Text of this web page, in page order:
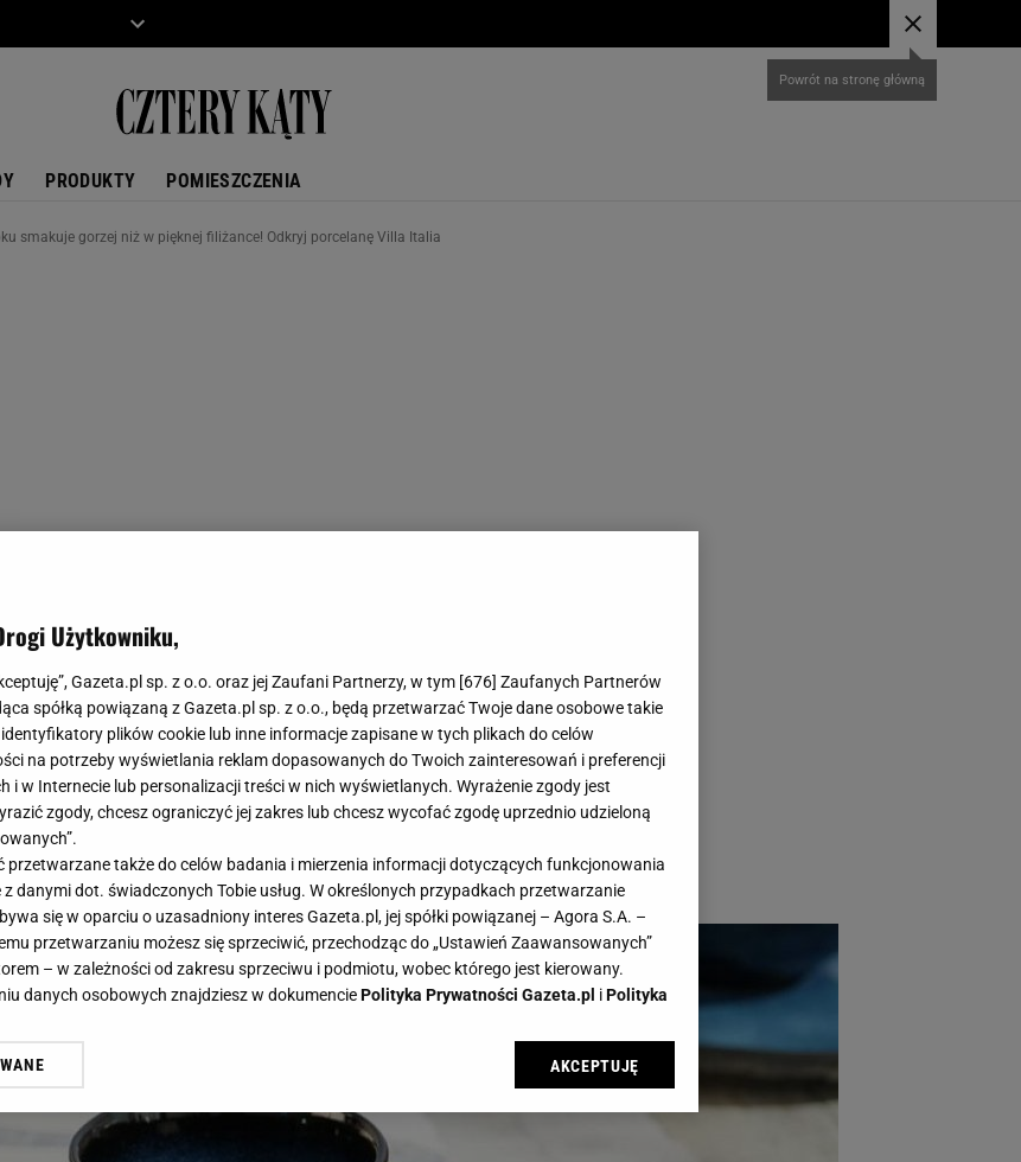
PRODUKTY POMIESZCZENIA
smakuje gorzej niż w pięknej filiżance! Odkryj porcelanę Villa Italia
kubku smakuje gorzej niż w pięknej
porcelanę Villa Italia
podana jest w pięknej porcelanie. Serwisy kawowe Villa Italia tworzą
rytuałów.
Użytkowniku,
Gazeta.pl sp. z o.o. oraz jej Zaufani Partnerzy, w tym [676] Zaufanych Partnerów
spółką powiązaną z Gazeta.pl sp. z o.o., będą przetwarzać Twoje dane osobowe takie
identyfikatory plików cookie lub inne informacje zapisane w tych plikach do celów
na potrzeby wyświetlania reklam dopasowanych do Twoich zainteresowań i preferencji
i w Internecie lub personalizacji treści w nich wyświetlanych. Wyrażenie zgody jest
zgody, chcesz ograniczyć jej zakres lub chcesz wycofać zgodę uprzednio udzieloną
przetwarzane także do celów badania i mierzenia informacji dotyczących funkcjonowania
danymi dot. świadczonych Tobie usług. W określonych przypadkach przetwarzanie
się w oparciu o uzasadniony interes Gazeta.pl, jej spółki powiązanej – Agora S.A. –
przetwarzaniu możesz się sprzeciwić, przechodząc do „Ustawień Zaawansowanych”
– w zależności od zakresu sprzeciwu i podmiotu, wobec którego jest kierowany.
danych osobowych znajdziesz w dokumenciePolityka Prywatności Gazeta.pl iPolityka
zgodę na zainstalowanie i przechowywanie plików cookie Gazeta.pl sp. z o.o., jej
narzędzie do zarządzania twoimi preferencjami dot. przetwarzania danych poprzez
” w stopce serwisu i przechodząc do „Ustawień Zaawansowanych”. Zmiana ustawień
AKCEPTUJĘ